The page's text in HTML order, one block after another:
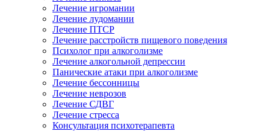
Лечение игромании
Лечение лудомании
Лечение ПТСР
Лечение расстройств пищевого поведения
Психолог при алкоголизме
Лечение алкогольной депрессии
Панические атаки при алкоголизме
Лечение бессонницы
Лечение неврозов
Лечение СДВГ
Лечение стресса
Консультация психотерапевта